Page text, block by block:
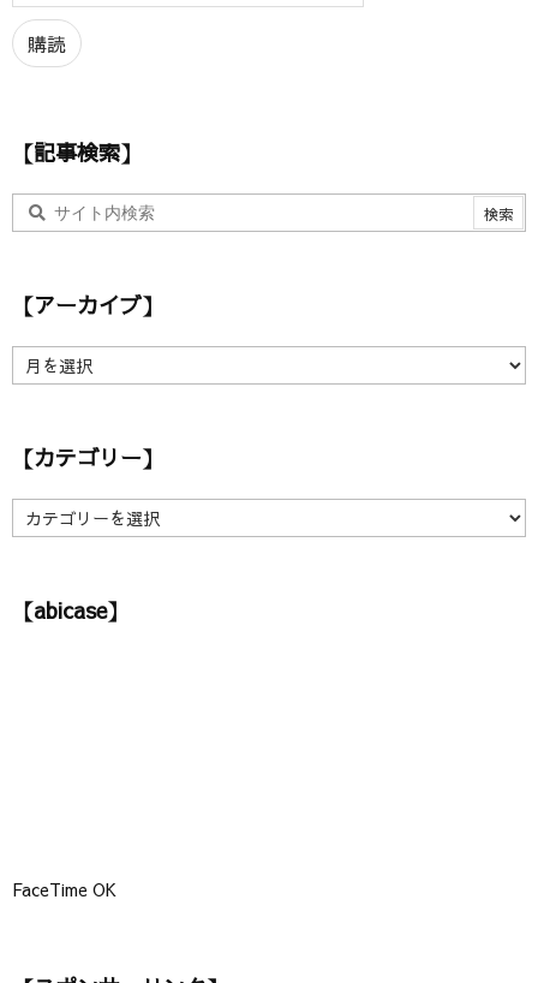
ル
ア
ド
購読
【記事検索】
【アーカイブ】
ア
イ【カテゴリー】
【
カ
リ【abicase】
FaceTime OK